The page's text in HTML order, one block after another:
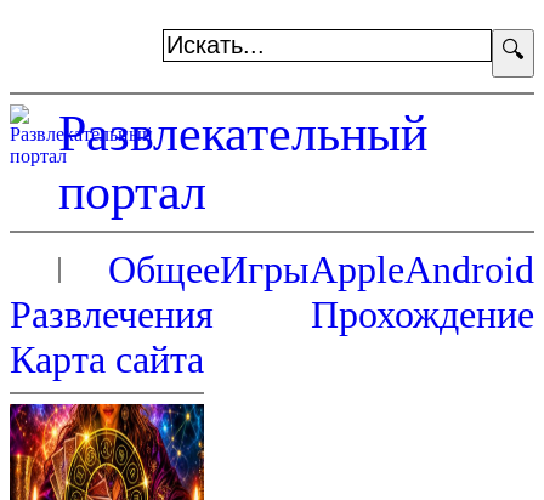
🔍
Развлекательный
портал
ОбщееИгрыAppleAndroid
Развлечения
Прохождение
Карта сайта